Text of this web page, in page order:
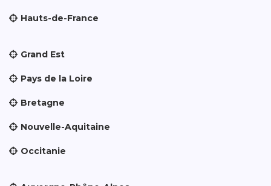
Hauts-de-France
Grand Est
Pays de la Loire
Bretagne
Nouvelle-Aquitaine
Occitanie